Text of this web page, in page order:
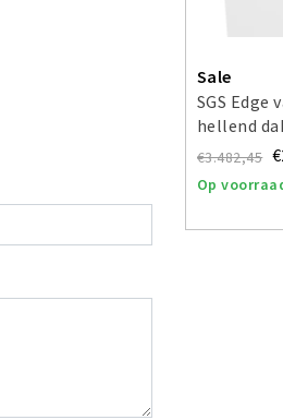
Sale
SGS Edge
hellend
€3.482,45
Op